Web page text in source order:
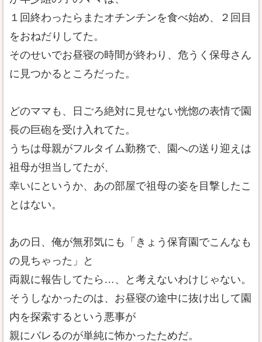
１回終わったらまたオチンチンを食べ始め、２回目
をおねだりしてた。
そのせいでお昼寝の時間が終わり、危うく保母さん
に見つかるところだった。
どのママも、日ごろ絶対に見せない恍惚の表情で園
長の巨砲を受け入れてた。
うちは母親がフルタイム勤務で、園への送り迎えは
祖母が担当してたが、
幸いにというか、あの部屋で祖母の姿を目撃したこ
とはない。
あの日、俺が無邪気にも「きょう保育園でこんなも
の見ちゃった」と
両親に報告してたら…、と考えないわけじゃない。
そうしなかったのは、お昼寝の途中に抜け出して園
内を探索するという悪事が
親にバレるのが単純に怖かったためだ。